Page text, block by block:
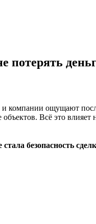
потерять
компании ощущают
Всё это
стала безопасность